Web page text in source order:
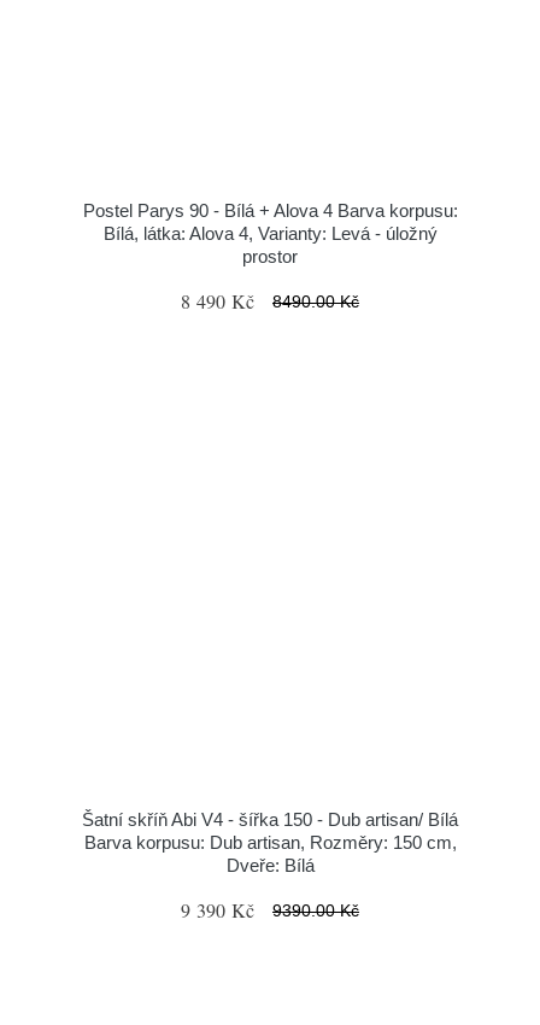
Postel Parys 90 - Bílá + Alova 4 Barva korpusu:
Bílá, látka: Alova 4, Varianty: Levá - úložný
prostor
8 490 Kč 8490.00 Kč
Šatní skříň Abi V4 - šířka 150 - Dub artisan/ Bílá
Barva korpusu: Dub artisan, Rozměry: 150 cm,
Dveře: Bílá
9 390 Kč 9390.00 Kč